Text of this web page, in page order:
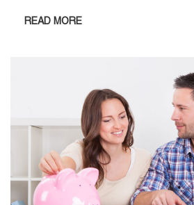
READ MORE